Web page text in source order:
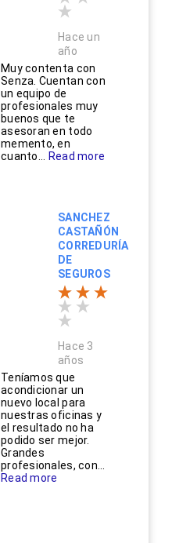
Hace un
año
Muy contenta con
Senza. Cuentan con
un equipo de
profesionales muy
buenos que te
asesoran en todo
memento, en
cuanto...
Read more
SANCHEZ
CASTAÑÓN
CORREDURÍA
DE
SEGUROS
Hace 3
años
Teníamos que
acondicionar un
nuevo local para
nuestras oficinas y
el resultado no ha
podido ser mejor.
Grandes
profesionales, con...
Read more